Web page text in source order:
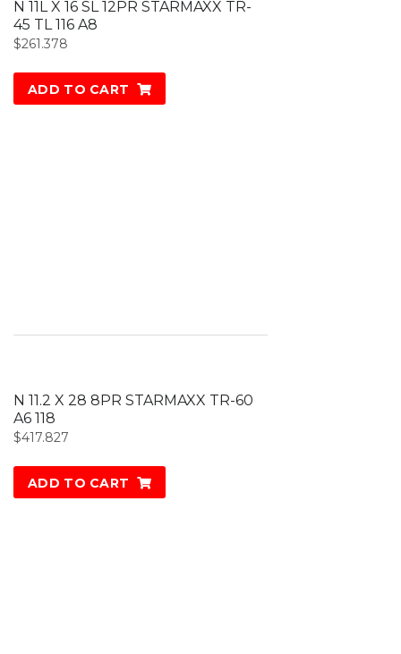
N 11L X 16 SL 12PR STARMAXX TR-
45 TL 116 A8
$261.378
ADD TO CART
N 11.2 X 28 8PR STARMAXX TR-60
A6 118
$417.827
ADD TO CART